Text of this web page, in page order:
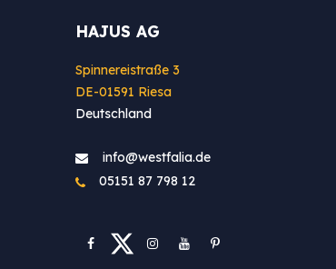
HAJUS AG
Spinnereistraße 3
DE-01591 Riesa
Deutschland
info@westfa​lia.de
05151 87 798 12